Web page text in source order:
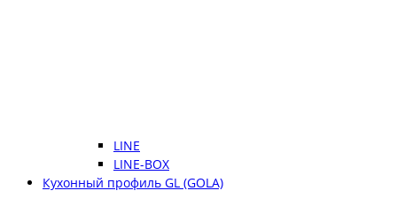
LINE
LINE-BOX
Кухонный профиль GL (GOLA)